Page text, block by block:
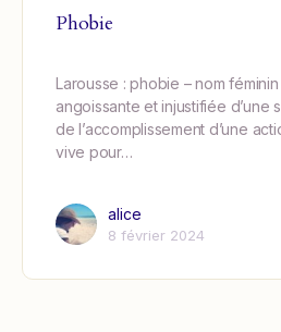
Phobie
Larousse : phobie – nom féminin
angoissante et injustifiée d’une
de l’accomplissement d’une
vive pour…
alice
8 février 2024